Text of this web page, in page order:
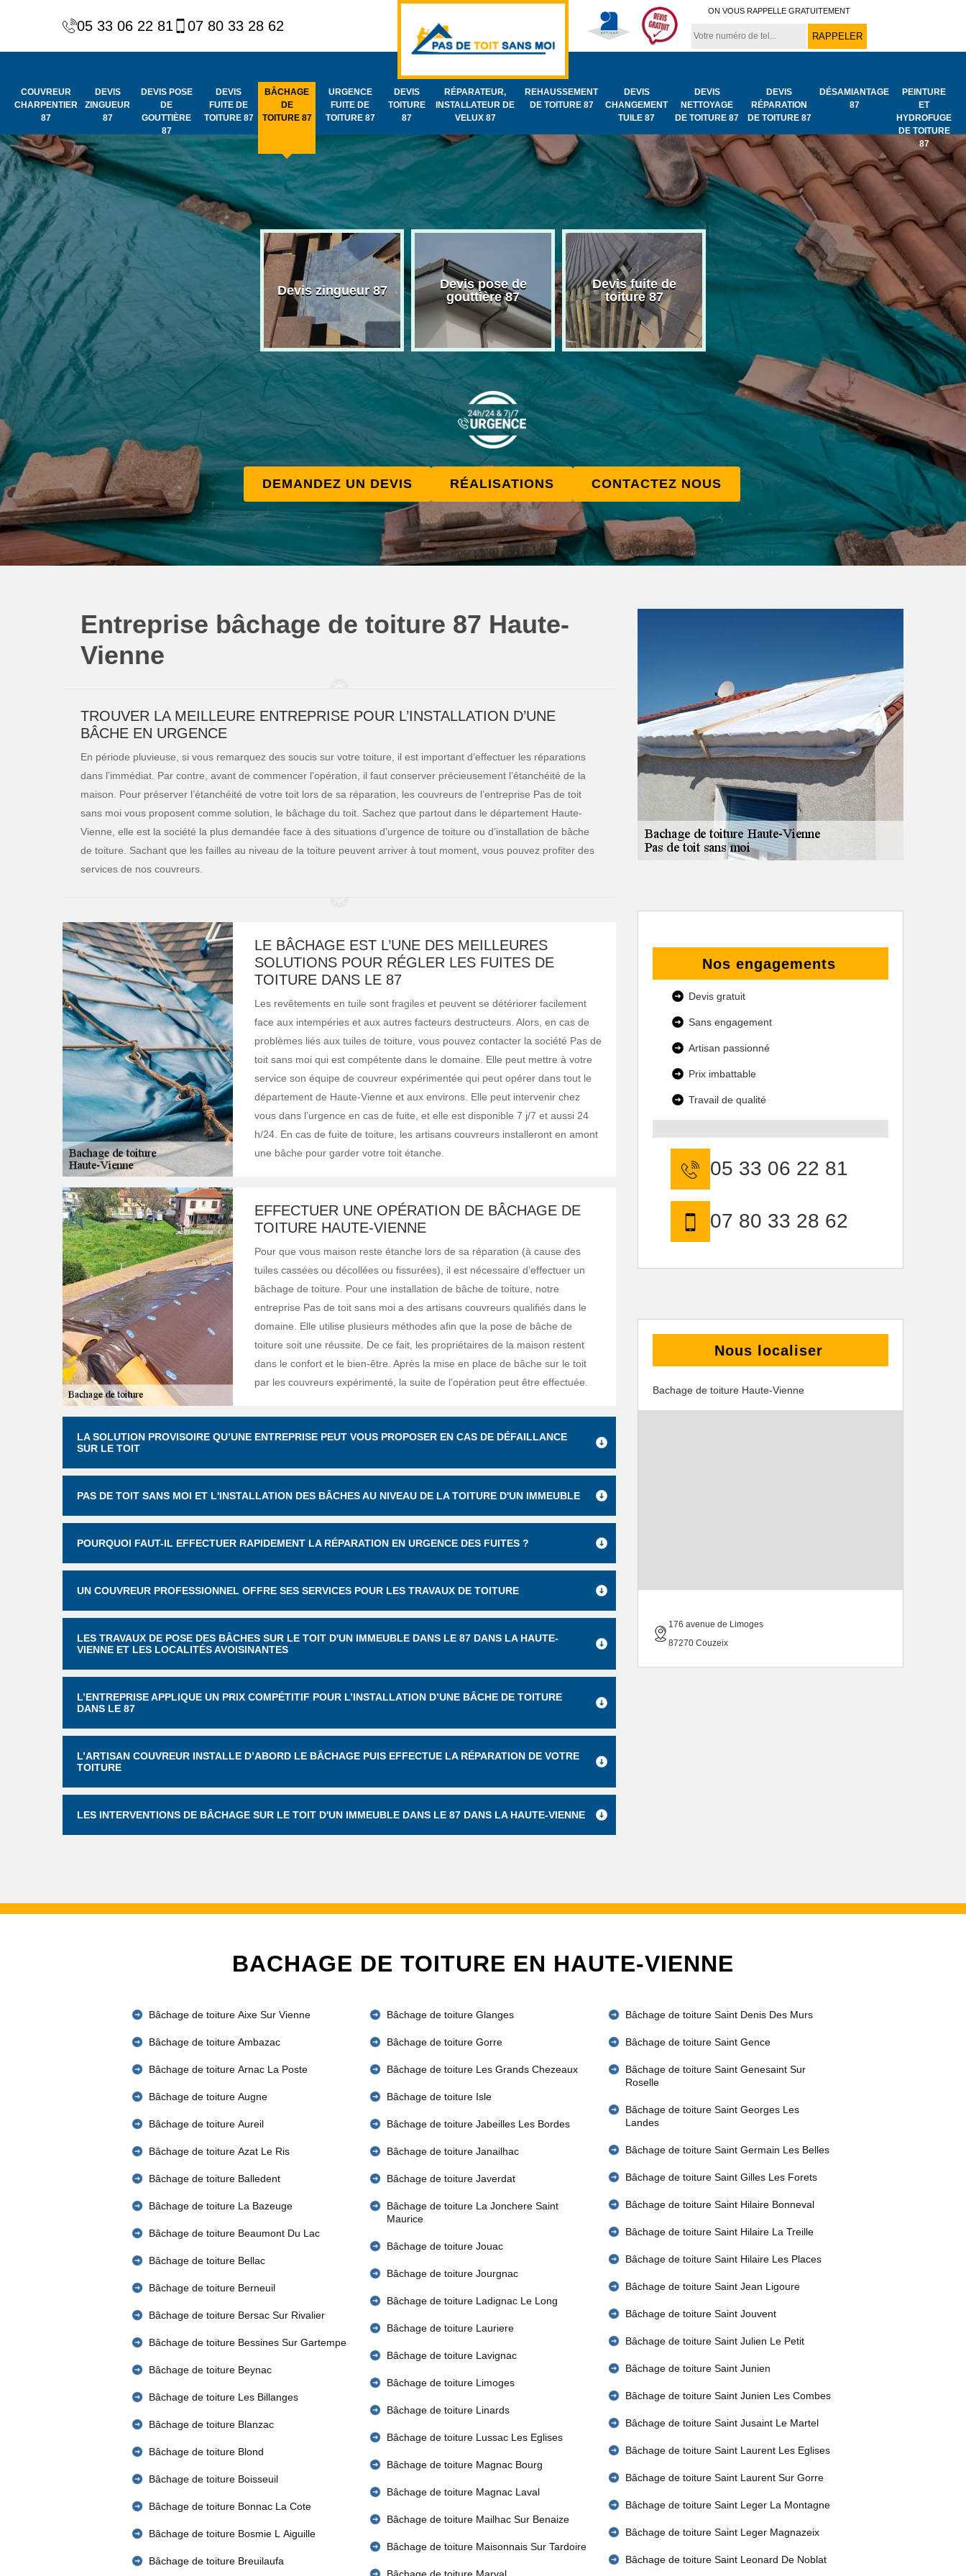
05 33 06 22 81 07 80 33 28 62
ON VOUS RAPPELLE GRATUITEMENT
COUVREUR
CHARPENTIER
87
DEVIS
ZINGUEUR
87
DEVIS POSE
DE
GOUTTIÈRE
87
DEVIS
FUITE DE
TOITURE 87
BÂCHAGE
DE
TOITURE 87
URGENCE
FUITE DE
TOITURE 87
DEVIS
TOITURE
87
RÉPARATEUR,
INSTALLATEUR DE
VELUX 87
REHAUSSEMENT
DE TOITURE 87
DEVIS
CHANGEMENT
TUILE 87
DEVIS
NETTOYAGE
DE TOITURE 87
DEVIS
RÉPARATION
DE TOITURE 87
DÉSAMIANTAGE
87
PEINTURE
ET
HYDROFUGE
DE TOITURE
87
et
de
toiture 87
Couvreur
charpentier 87
Devis zingueur 87
Devis pose de
gouttière 87
Devis fuite de
toiture 87
Bâchage de toiture
Urgence
toiture 87
DEMANDEZ UN DEVIS RÉALISATIONS CONTACTEZ NOUS
Entreprise bâchage de toiture 87 Haute-
Vienne
TROUVER LA MEILLEURE ENTREPRISE POUR L’INSTALLATION D’UNE
BÂCHE EN URGENCE
En période pluvieuse, si vous remarquez des soucis sur votre toiture, il est important d’effectuer les réparations
dans l’immédiat. Par contre, avant de commencer l’opération, il faut conserver précieusement l’étanchéité de la
maison. Pour préserver l’étanchéité de votre toit lors de sa réparation, les couvreurs de l’entreprise Pas de toit
sans moi vous proposent comme solution, le bâchage du toit. Sachez que partout dans le département Haute-
Vienne, elle est la société la plus demandée face à des situations d’urgence de toiture ou d’installation de bâche
de toiture. Sachant que les failles au niveau de la toiture peuvent arriver à tout moment, vous pouvez profiter des
services de nos couvreurs.
LE BÂCHAGE EST L’UNE DES MEILLEURES
SOLUTIONS POUR RÉGLER LES FUITES DE
TOITURE DANS LE 87
Les revêtements en tuile sont fragiles et peuvent se détériorer facilement
face aux intempéries et aux autres facteurs destructeurs. Alors, en cas de
problèmes liés aux tuiles de toiture, vous pouvez contacter la société Pas de
toit sans moi qui est compétente dans le domaine. Elle peut mettre à votre
service son équipe de couvreur expérimentée qui peut opérer dans tout le
département de Haute-Vienne et aux environs. Elle peut intervenir chez
vous dans l’urgence en cas de fuite, et elle est disponible 7 j/7 et aussi 24
h/24. En cas de fuite de toiture, les artisans couvreurs installeront en amont
une bâche pour garder votre toit étanche.
EFFECTUER UNE OPÉRATION DE BÂCHAGE DE
TOITURE HAUTE-VIENNE
Pour que vous maison reste étanche lors de sa réparation (à cause des
tuiles cassées ou décollées ou fissurées), il est nécessaire d’effectuer un
bâchage de toiture. Pour une installation de bâche de toiture, notre
entreprise Pas de toit sans moi a des artisans couvreurs qualifiés dans le
domaine. Elle utilise plusieurs méthodes afin que la pose de bâche de
toiture soit une réussite. De ce fait, les propriétaires de la maison restent
dans le confort et le bien-être. Après la mise en place de bâche sur le toit
par les couvreurs expérimenté, la suite de l’opération peut être effectuée.
LA SOLUTION PROVISOIRE QU’UNE ENTREPRISE PEUT VOUS PROPOSER EN CAS DE DÉFAILLANCE
SUR LE TOIT
PAS DE TOIT SANS MOI ET L'INSTALLATION DES BÂCHES AU NIVEAU DE LA TOITURE D'UN IMMEUBLE
POURQUOI FAUT-IL EFFECTUER RAPIDEMENT LA RÉPARATION EN URGENCE DES FUITES ?
UN COUVREUR PROFESSIONNEL OFFRE SES SERVICES POUR LES TRAVAUX DE TOITURE
LES TRAVAUX DE POSE DES BÂCHES SUR LE TOIT D'UN IMMEUBLE DANS LE 87 DANS LA HAUTE-
VIENNE ET LES LOCALITÉS AVOISINANTES
L’ENTREPRISE APPLIQUE UN PRIX COMPÉTITIF POUR L’INSTALLATION D’UNE BÂCHE DE TOITURE
DANS LE 87
L’ARTISAN COUVREUR INSTALLE D’ABORD LE BÂCHAGE PUIS EFFECTUE LA RÉPARATION DE VOTRE
TOITURE
LES INTERVENTIONS DE BÂCHAGE SUR LE TOIT D'UN IMMEUBLE DANS LE 87 DANS LA HAUTE-VIENNE
Nos engagements
Devis gratuit
Sans engagement
Artisan passionné
Prix imbattable
Travail de qualité
05 33 06 22 81
07 80 33 28 62
Nous localiser
Bachage de toiture Haute-Vienne
176 avenue de Limoges
87270 Couzeix
BACHAGE DE TOITURE EN HAUTE-VIENNE
Bâchage de toiture Aixe Sur Vienne
Bâchage de toiture Ambazac
Bâchage de toiture Arnac La Poste
Bâchage de toiture Augne
Bâchage de toiture Aureil
Bâchage de toiture Azat Le Ris
Bâchage de toiture Balledent
Bâchage de toiture La Bazeuge
Bâchage de toiture Beaumont Du Lac
Bâchage de toiture Bellac
Bâchage de toiture Berneuil
Bâchage de toiture Bersac Sur Rivalier
Bâchage de toiture Bessines Sur Gartempe
Bâchage de toiture Beynac
Bâchage de toiture Les Billanges
Bâchage de toiture Blanzac
Bâchage de toiture Blond
Bâchage de toiture Boisseuil
Bâchage de toiture Bonnac La Cote
Bâchage de toiture Bosmie L Aiguille
Bâchage de toiture Breuilaufa
Bâchage de toiture Glanges
Bâchage de toiture Gorre
Bâchage de toiture Les Grands Chezeaux
Bâchage de toiture Isle
Bâchage de toiture Jabeilles Les Bordes
Bâchage de toiture Janailhac
Bâchage de toiture Javerdat
Bâchage de toiture La Jonchere Saint
Maurice
Bâchage de toiture Jouac
Bâchage de toiture Jourgnac
Bâchage de toiture Ladignac Le Long
Bâchage de toiture Lauriere
Bâchage de toiture Lavignac
Bâchage de toiture Limoges
Bâchage de toiture Linards
Bâchage de toiture Lussac Les Eglises
Bâchage de toiture Magnac Bourg
Bâchage de toiture Magnac Laval
Bâchage de toiture Mailhac Sur Benaize
Bâchage de toiture Maisonnais Sur Tardoire
Bâchage de toiture Saint Denis Des Murs
Bâchage de toiture Saint Gence
Bâchage de toiture Saint Genesaint Sur
Roselle
Bâchage de toiture Saint Georges Les
Landes
Bâchage de toiture Saint Germain Les Belles
Bâchage de toiture Saint Gilles Les Forets
Bâchage de toiture Saint Hilaire Bonneval
Bâchage de toiture Saint Hilaire La Treille
Bâchage de toiture Saint Hilaire Les Places
Bâchage de toiture Saint Jean Ligoure
Bâchage de toiture Saint Jouvent
Bâchage de toiture Saint Julien Le Petit
Bâchage de toiture Saint Junien
Bâchage de toiture Saint Junien Les Combes
Bâchage de toiture Saint Jusaint Le Martel
Bâchage de toiture Saint Laurent Les Eglises
Bâchage de toiture Saint Laurent Sur Gorre
Bâchage de toiture Saint Leger La Montagne
Bâchage de toiture Saint Leger Magnazeix
Bâchage de toiture Saint Leonard De Noblat